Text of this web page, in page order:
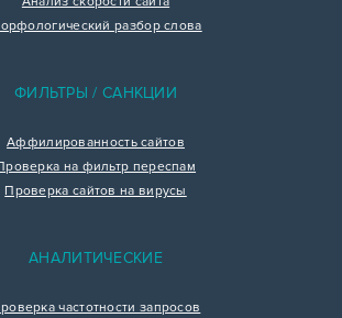
разбор слова
ФИЛЬТРЫ / САНКЦИИ
Аффилированность сайтов
на фильтр переспам
Проверка сайтов на вирусы
АНАЛИТИЧЕСКИЕ
частотности запросов